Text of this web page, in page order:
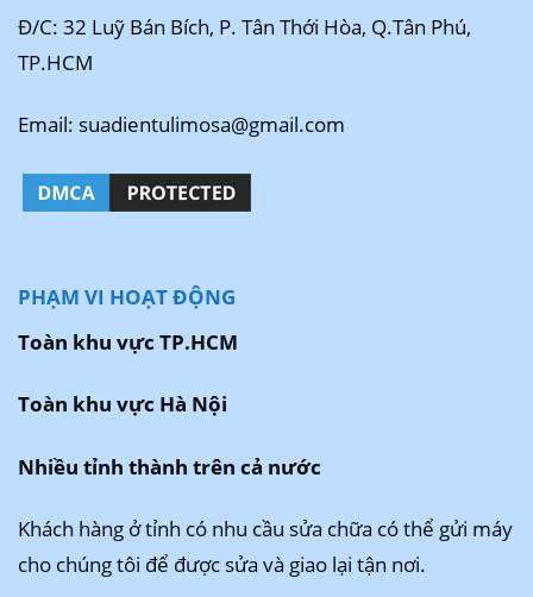
Đ/C: 32 Luỹ Bán Bích, P. Tân Thới Hòa, Q.Tân Phú,
TP.HCM
Email: suadientulimosa@gmail.com
PHẠM VI HOẠT ĐỘNG
Toàn khu vực TP.HCM
Toàn khu vực Hà Nội
Nhiều tỉnh thành trên cả nước
Khách hàng ở tỉnh có nhu cầu sửa chữa có thể gửi máy
cho chúng tôi để được sửa và giao lại tận nơi.